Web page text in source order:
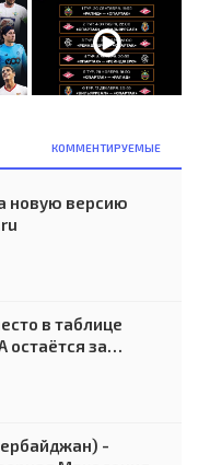
КОММЕНТИРУЕМЫЕ
новую версию
в таблице
за
-